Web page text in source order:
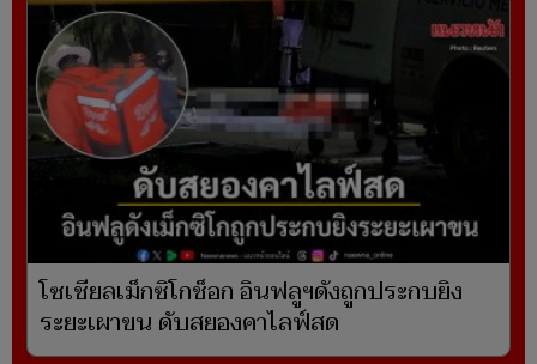
โซเชียลเม็กซิโกช็อก อินฟลูฯดังถูกประกบยิง
ระยะเผาขน ดับสยองคาไลฟ์สด